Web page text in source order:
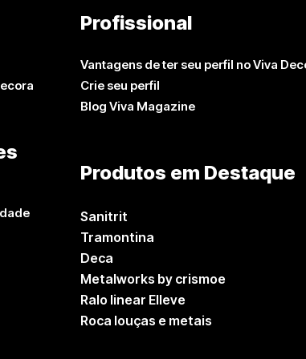
Profissional
Vantagens de ter seu perfil no Viva
Crie seu perfil
Blog Viva Magazine
Produtos em Destaque
Sanitrit
Tramontina
Deca
Metalworks by crismoe
Ralo linear Elleve
Roca louças e metais